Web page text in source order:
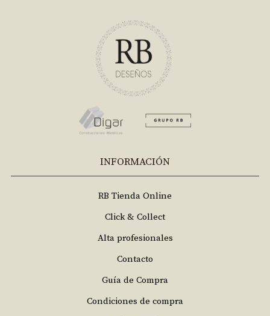
INFORMACIÓN
RB Tienda Online
Click & Collect
Alta profesionales
Contacto
Guía de Compra
Condiciones de compra